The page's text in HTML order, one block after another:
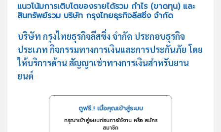
แนวโน้มการเติบโตของรายได้รวม กำไร (ขาดทุน) และ
สินทรัพย์รวม บริษัท กรุงไทยธุรกิจลีสซิ่ง จำกัด
บริษัท กรุงไทยธุรกิจลีสซิ่ง จำกัด ประกอบธุรกิจ
ประเภท กิจกรรมทางการเงินและการประกันภัย โดย
ให้บริการด้าน สัญญาเช่าทางการเงินสำหรับยาน
ยนต์
ดูฟรี..! เมื่อคุณเข้าสู่ระบบ
กรุณาเข้าสู่ระบบก่อนการใช้งาน หรือ สมัคร
สมาชิก